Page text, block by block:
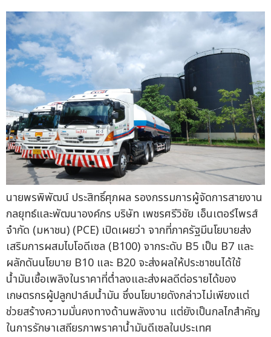
นายพรพิพัฒน์ ประสิทธิ์ศุภผล รองกรรมการผู้จัดการสายงาน
กลยุทธ์และพัฒนาองค์กร บริษัท เพชรศรีวิชัย เอ็นเตอร์ไพรส์
จำกัด (มหาชน) (PCE) เปิดเผยว่า จากที่ภาครัฐมีนโยบายส่ง
เสริมการผสมไบโอดีเซล (B100) จากระดับ B5 เป็น B7 และ
ผลักดันนโยบาย B10 และ B20 จะส่งผลให้ประชาชนได้ใช้
น้ำมันเชื้อเพลิงในราคาที่ต่ำลงและส่งผลดีต่อรายได้ของ
เกษตรกรผู้ปลูกปาล์มน้ำมัน ซึ่งนโยบายดังกล่าวไม่เพียงแต่
ช่วยสร้างความมั่นคงทางด้านพลังงาน แต่ยังเป็นกลไกสำคัญ
ในการรักษาเสถียรภาพราคาน้ำมันดีเซลในประเทศ